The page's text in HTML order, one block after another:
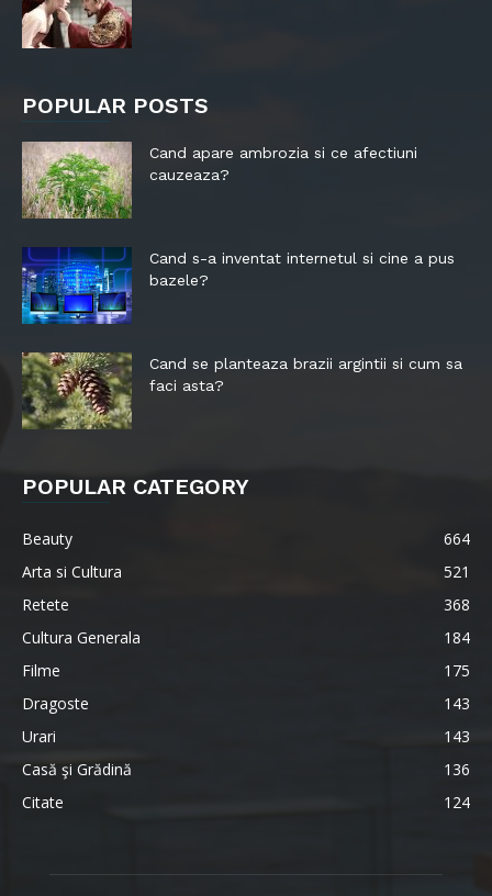
POPULAR POSTS
Cand apare ambrozia si ce afectiuni
cauzeaza?
Cand s-a inventat internetul si cine a pus
bazele?
Cand se planteaza brazii argintii si cum sa
faci asta?
POPULAR CATEGORY
Beauty
664
Arta si Cultura
521
Retete
368
Cultura Generala
184
Filme
175
Dragoste
143
Urari
143
Casă şi Grădină
136
Citate
124